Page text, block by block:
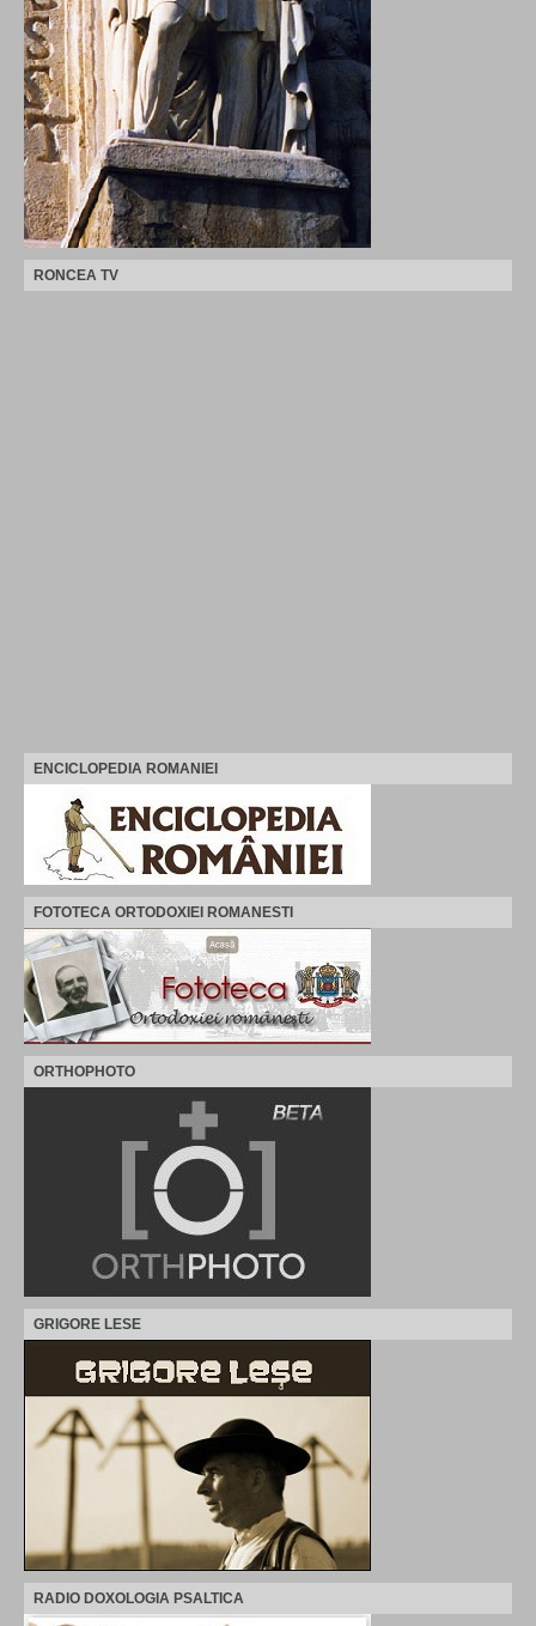
RONCEA TV
ENCICLOPEDIA ROMANIEI
FOTOTECA ORTODOXIEI ROMANESTI
ORTHOPHOTO
GRIGORE LESE
RADIO DOXOLOGIA PSALTICA